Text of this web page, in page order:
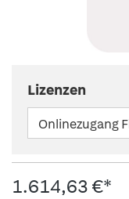
Lizenzen
1.614,63 €*